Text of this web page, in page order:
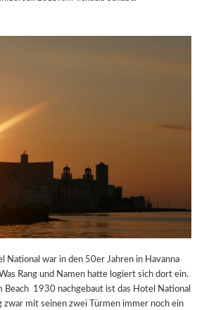
National war in den 50er Jahren in Havanna
Rang und Namen hatte logiert sich dort ein.
Beach 1930 nachgebaut ist das Hotel National
zwar mit seinen zwei Türmen immer noch ein